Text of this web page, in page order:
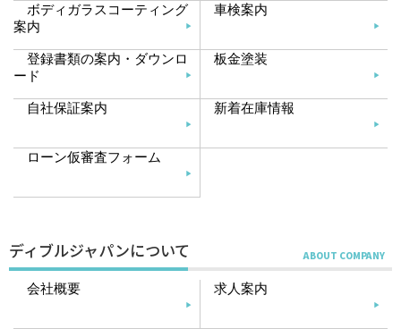
ボディガラスコーティング
案内
車検案内
登録書類の案内・ダウンロ
ード
板金塗装
自社保証案内 新着在庫情報
ローン仮審査フォーム
ディブルジャパンについて
会社概要 求人案内